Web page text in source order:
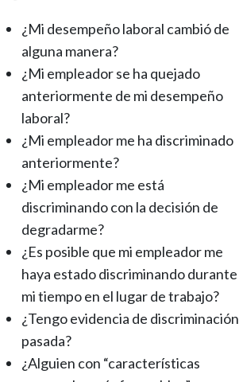
¿Mi desempeño laboral cambió de
alguna manera?
¿Mi empleador se ha quejado
anteriormente de mi desempeño
laboral?
¿Mi empleador me ha discriminado
anteriormente?
¿Mi empleador me está
discriminando con la decisión de
degradarme?
¿Es posible que mi empleador me
haya estado discriminando durante
mi tiempo en el lugar de trabajo?
¿Tengo evidencia de discriminación
pasada?
¿Alguien con “características